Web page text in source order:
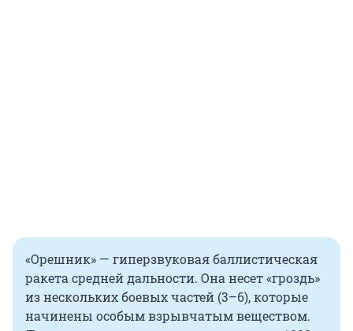
«Орешник» — гиперзвуковая баллистическая
ракета средней дальности. Она несет «гроздь»
из нескольких боевых частей (3–6), которые
начинены особым взрывчатым веществом.